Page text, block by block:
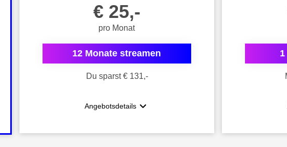
€ 25,-
pro Monat
12 Monate streamen
Du sparst € 131,-
Angebotsdetails